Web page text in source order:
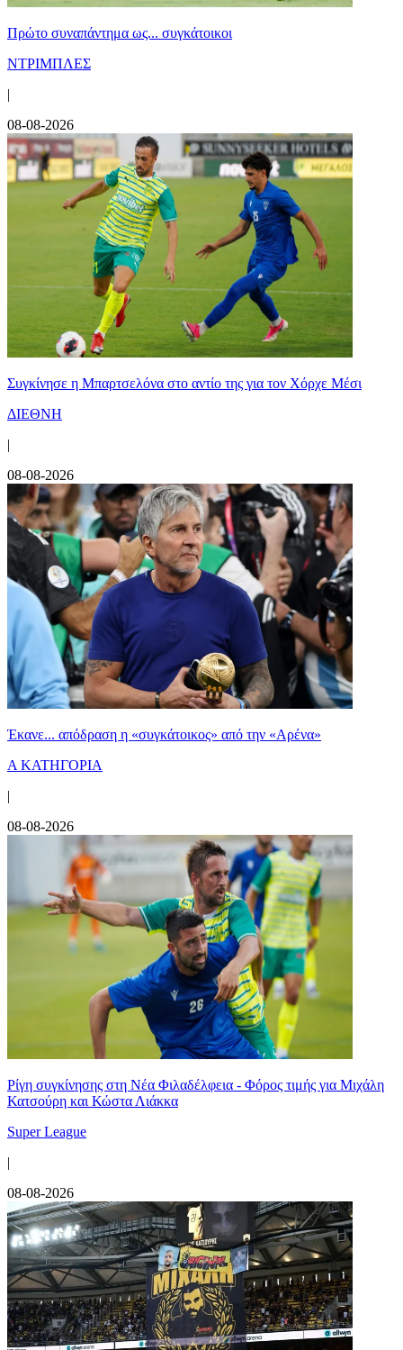
Πρώτο συναπάντημα ως... συγκάτοικοι
ΝΤΡΙΜΠΛΕΣ
|
08-08-2026
Συγκίνησε η Μπαρτσελόνα στο αντίο της για τον Χόρχε Μέσι
ΔΙΕΘΝΗ
|
08-08-2026
Έκανε... απόδραση η «συγκάτοικος» από την «Αρένα»
Α ΚΑΤΗΓΟΡΙΑ
|
08-08-2026
Ρίγη συγκίνησης στη Νέα Φιλαδέλφεια - Φόρος τιμής για Μιχάλη
Κατσούρη και Κώστα Λιάκκα
Super League
|
08-08-2026